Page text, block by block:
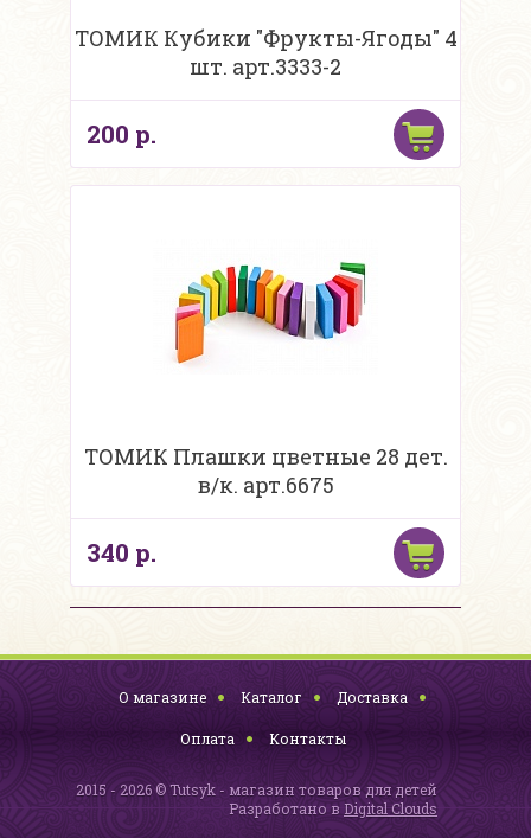
ТОМИК Кубики "Фрукты-Ягоды" 4
шт. арт.3333-2
200 р.
ТОМИК Плашки цветные 28 дет.
в/к. арт.6675
340 р.
О магазине Каталог Доставка
Оплата Контакты
2015 - 2026 © Tutsyk - магазин товаров для детей
Разработано в Digital Clouds